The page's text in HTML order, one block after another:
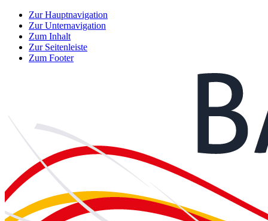
Zur Hauptnavigation
Zur Unternavigation
Zum Inhalt
Zur Seitenleiste
Zum Footer